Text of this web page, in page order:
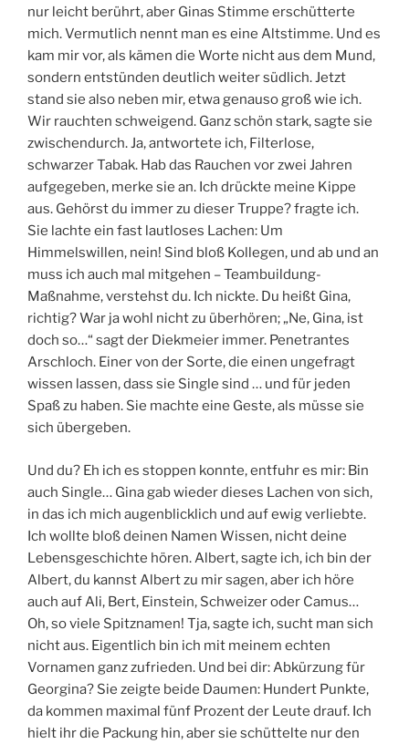
nur leicht berührt, aber Ginas Stimme erschütterte
mich. Vermutlich nennt man es eine Altstimme. Und es
kam mir vor, als kämen die Worte nicht aus dem Mund,
sondern entstünden deutlich weiter südlich. Jetzt
stand sie also neben mir, etwa genauso groß wie ich.
Wir rauchten schweigend. Ganz schön stark, sagte sie
zwischendurch. Ja, antwortete ich, Filterlose,
schwarzer Tabak. Hab das Rauchen vor zwei Jahren
aufgegeben, merke sie an. Ich drückte meine Kippe
aus. Gehörst du immer zu dieser Truppe? fragte ich.
Sie lachte ein fast lautloses Lachen: Um
Himmelswillen, nein! Sind bloß Kollegen, und ab und an
muss ich auch mal mitgehen – Teambuildung-
Maßnahme, verstehst du. Ich nickte. Du heißt Gina,
richtig? War ja wohl nicht zu überhören; „Ne, Gina, ist
doch so…“ sagt der Diekmeier immer. Penetrantes
Arschloch. Einer von der Sorte, die einen ungefragt
wissen lassen, dass sie Single sind … und für jeden
Spaß zu haben. Sie machte eine Geste, als müsse sie
sich übergeben.
Und du? Eh ich es stoppen konnte, entfuhr es mir: Bin
auch Single… Gina gab wieder dieses Lachen von sich,
in das ich mich augenblicklich und auf ewig verliebte.
Ich wollte bloß deinen Namen Wissen, nicht deine
Lebensgeschichte hören. Albert, sagte ich, ich bin der
Albert, du kannst Albert zu mir sagen, aber ich höre
auch auf Ali, Bert, Einstein, Schweizer oder Camus…
Oh, so viele Spitznamen! Tja, sagte ich, sucht man sich
nicht aus. Eigentlich bin ich mit meinem echten
Vornamen ganz zufrieden. Und bei dir: Abkürzung für
Georgina? Sie zeigte beide Daumen: Hundert Punkte,
da kommen maximal fünf Prozent der Leute drauf. Ich
hielt ihr die Packung hin, aber sie schüttelte nur den